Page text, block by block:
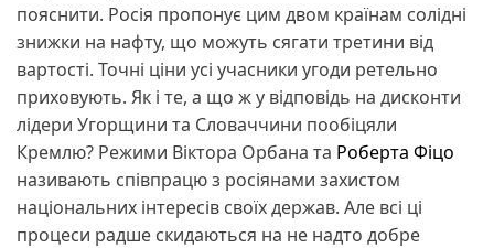
пояснити. Росія пропонує цим двом країнам солідні
знижки на нафту, що можуть сягати третини від
вартості. Точні ціни усі учасники угоди ретельно
приховують. Як і те, а що ж у відповідь на дисконти
лідери Угорщини та Словаччини пообіцяли
Кремлю? Режими Віктора Орбана та Роберта Фіцо
називають співпрацю з росіянами захистом
національних інтересів своїх держав. Але всі ці
процеси радше скидаються на не надто добре